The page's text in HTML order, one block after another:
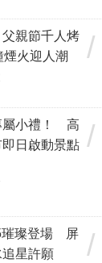
親節千人烤
火迎人潮
/
屬小禮！ 高
日啟動景點 /
璀璨登場 屏
星許願
/